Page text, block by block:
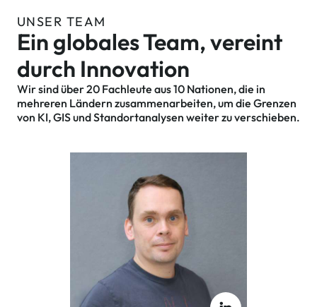
UNSER TEAM
Ein globales Team, vereint
durch Innovation
Wir sind über 20 Fachleute aus 10 Nationen, die in
mehreren Ländern zusammenarbeiten, um die Grenzen
von KI, GIS und Standortanalysen weiter zu verschieben.